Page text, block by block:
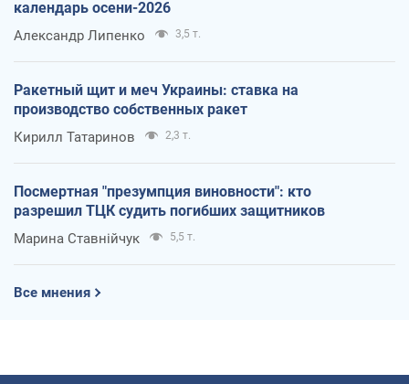
календарь осени-2026
Александр Липенко 3,5 т.
Ракетный щит и меч Украины: ставка на
производство собственных ракет
Кирилл Татаринов 2,3 т.
Посмертная "презумпция виновности": кто
разрешил ТЦК судить погибших защитников
Марина Ставнійчук 5,5 т.
Все мнения